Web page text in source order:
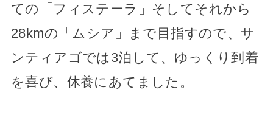
ての「フィステーラ」そしてそれから
28kmの「ムシア」まで目指すので、サ
ンティアゴでは3泊して、ゆっくり到着
を喜び、休養にあてました。